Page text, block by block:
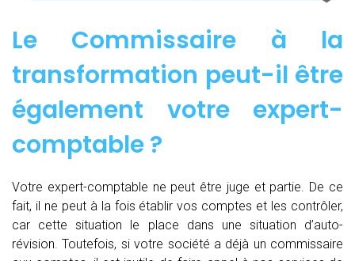
Le Commissaire à la
transformation peut-il être
également votre expert-
comptable ?
Votre expert-comptable ne peut être juge et partie. De ce
fait, il ne peut à la fois établir vos comptes et les contrôler,
car cette situation le place dans une situation d’auto-
révision. Toutefois, si votre société a déjà un commissaire